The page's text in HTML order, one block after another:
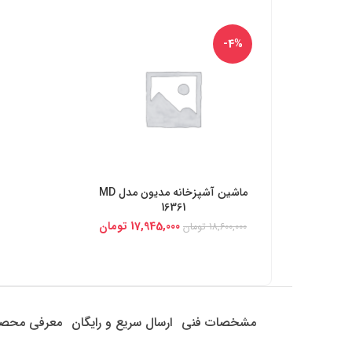
-4%
خرید از دیجی کالا
ماشین آشپزخانه مدیون مدل MD
16361
18,600,000 تومان 17,945,000 تومان
مشخصات فنی ارسال سریع و رایگان معرفی